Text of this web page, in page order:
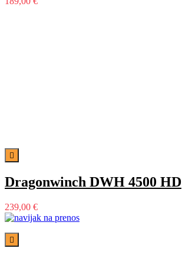

Dragonwinch DWH 4500 HD
239,00 €
